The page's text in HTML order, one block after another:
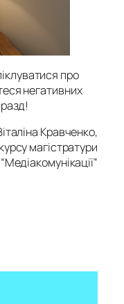
про
негативних
Кравченко,
магістратури
“Медіакомунікації”